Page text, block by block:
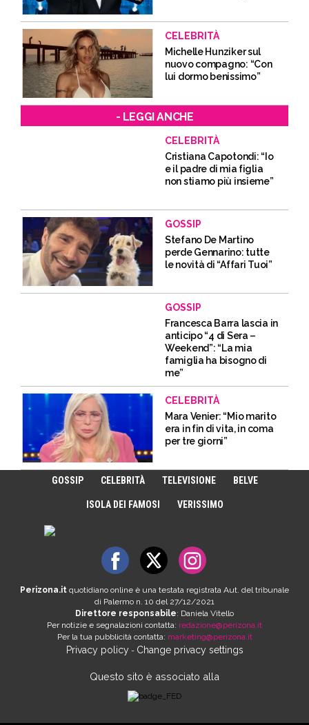
CELEBRITÀ
Michelle Hunziker sul
nuovo compagno: “Con
lui dormo benissimo”
- LEGGI ANCHE
CELEBRITÀ
Cristiana Capotondi: “Io
e il padre di mia figlia
non stiamo più insieme”
GOSSIP
Stefano De Martino
perde Gennarino: tutte
le novità di “Affari Tuoi”
GOSSIP
Francesca Barra lascia in
anticipo “4 di Sera –
Weekend”: “La mia
famiglia ha bisogno di
me”
CELEBRITÀ
Mara Venier: “Mio marito
era in fin di vita, in coma
per tre giorni”
GOSSIP CELEBRITÀ TELEVISIONE BELVE
ISOLA DEI FAMOSI VERISSIMO
Perizona.it quotidiano online è una testata registrata Aut. del tribunale
di Palermo n. 10 del 27/12/2021
Direttore responsabile: Daniela Vitello
Per notizie e segnalazioni contatta: redazione@perizona.it
Per la tua pubblicità contatta: marketing@perizona.it
Privacy policy- Change privacy settings
Questo sito è associato alla